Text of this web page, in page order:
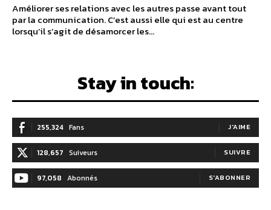
Améliorer ses relations avec les autres passe avant tout
par la communication. C’est aussi elle qui est au centre
lorsqu’il s’agit de désamorcer les...
Stay in touch:
255,324 Fans J'AIME
128,657 Suiveurs SUIVRE
97,058 Abonnés S'ABONNER